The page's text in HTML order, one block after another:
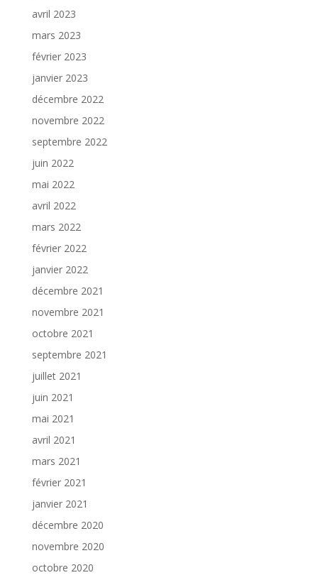
avril 2023
mars 2023
février 2023
janvier 2023
décembre 2022
novembre 2022
septembre 2022
juin 2022
mai 2022
avril 2022
mars 2022
février 2022
janvier 2022
décembre 2021
novembre 2021
octobre 2021
septembre 2021
juillet 2021
juin 2021
mai 2021
avril 2021
mars 2021
février 2021
janvier 2021
décembre 2020
novembre 2020
octobre 2020